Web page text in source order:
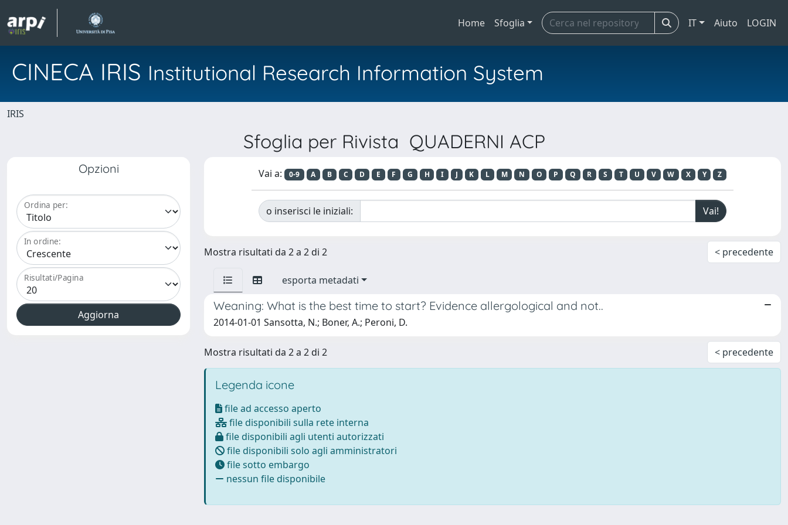
Home Sfoglia IT Aiuto LOGIN
CINECA IRIS Institutional Research Information System
IRIS
Sfoglia per Rivista QUADERNI ACP
Opzioni
Ordina per:
In ordine:
Risultati/Pagina
Vai a: 0-9 A B C D E F G H I J K L M N O P Q R S T U V W X Y Z
o inserisci le iniziali:
Mostra risultati da 2 a 2 di 2 < precedente
esporta metadati
Weaning: What is the best time to start? Evidence allergological and not..
2014-01-01 Sansotta, N.; Boner, A.; Peroni, D.
Mostra risultati da 2 a 2 di 2 < precedente
Legenda icone
file ad accesso aperto
file disponibili sulla rete interna
file disponibili agli utenti autorizzati
file disponibili solo agli amministratori
file sotto embargo
nessun file disponibile